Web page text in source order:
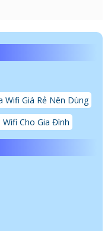
Wifi Giá Rẻ Nên Dùng
Cho Gia Đình